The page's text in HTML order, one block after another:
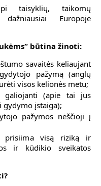
taisyklių, taikomų
dažniausiai Europoje
būtina žinoti:
savaitės keliaujant
pažymą (anglų
visos kelionės metu;
(apie tai jus
gydymo įstaiga);
pažymos nėščioji į
prisiima visą riziką ir
ir kūdikio sveikatos